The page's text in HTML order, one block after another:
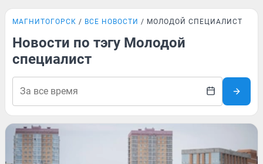
МАГНИТОГОРСК ВСЕ НОВОСТИ МОЛОДОЙ СПЕЦИАЛИСТ
Новости по тэгу Молодой
специалист